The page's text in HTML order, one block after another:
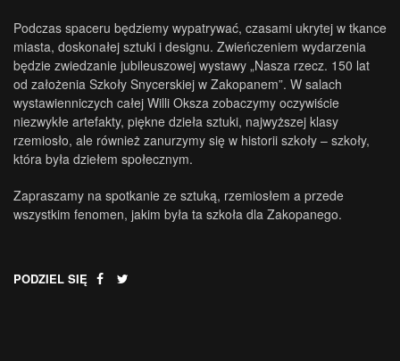
Podczas spaceru będziemy wypatrywać, czasami ukrytej w tkance
miasta, doskonałej sztuki i designu. Zwieńczeniem wydarzenia
będzie zwiedzanie jubileuszowej wystawy „Nasza rzecz. 150 lat
od założenia Szkoły Snycerskiej w Zakopanem”. W salach
wystawienniczych całej Willi Oksza zobaczymy oczywiście
niezwykłe artefakty, piękne dzieła sztuki, najwyższej klasy
rzemiosło, ale również zanurzymy się w historii szkoły – szkoły,
która była dziełem społecznym.
Zapraszamy na spotkanie ze sztuką, rzemiosłem a przede
wszystkim fenomen, jakim była ta szkoła dla Zakopanego.
PODZIEL SIĘ